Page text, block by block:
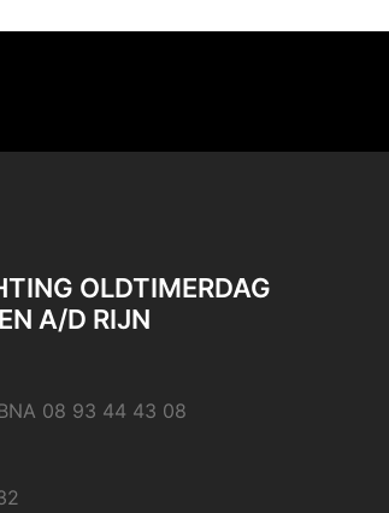
OLDTIMERDAG
A/D RIJN
08 93 44 43 08